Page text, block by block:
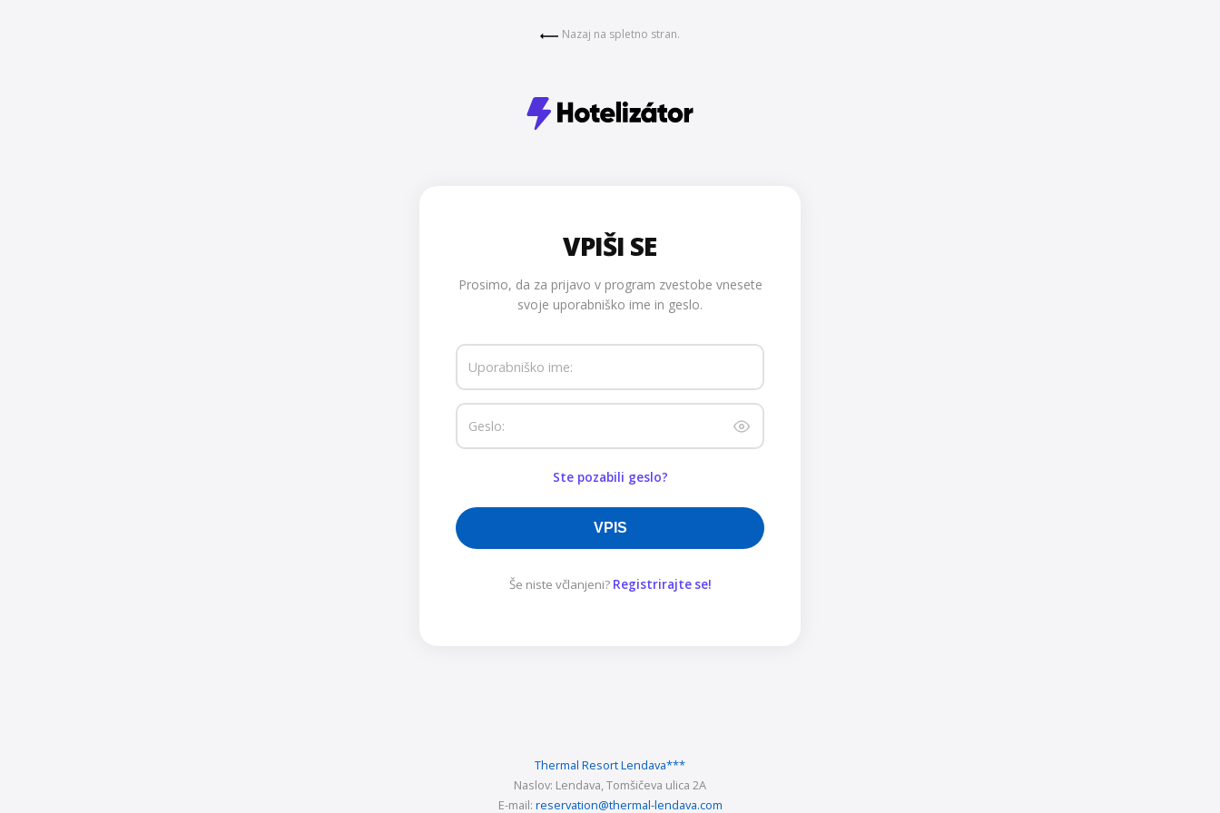
Nazaj na spletno stran.
VPIŠI SE
Prosimo, da za prijavo v program zvestobe vnesete
svoje uporabniško ime in geslo.
Uporabniško ime:
Geslo:
Ste pozabili geslo?
VPIS
Še niste včlanjeni? Registrirajte se!
Thermal Resort Lendava***
Naslov: Lendava, Tomšičeva ulica 2A
E-mail: reservation@thermal-lendava.com